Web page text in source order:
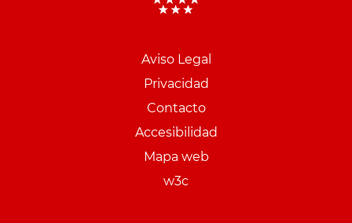
Aviso Legal
Privacidad
Contacto
Accesibilidad
Mapa web
w3c